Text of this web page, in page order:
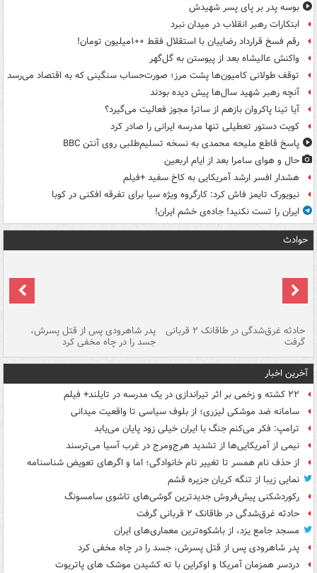
بوسه‌ پدر بر پای پسر شهیدش
ابتکارات رهبر انقلاب در میدان نبرد
رقم فسخ قرارداد رضاییان با استقلال فقط ۱۰۰میلیون تومان!
واکنش عالیشاه بعد از پیوستن به گل‌گهر
توقف طولانی کامیون‌ها پشت مرز؛ صورت‌حساب سنگینی که به اقتصاد می‌رسد
آنچه رهبر شهید سال‌ها پیش دیده بودند
آیا تینا پاکروان بازهم از ساترا مجوز فعالیت می‌گیرد؟
کویت دستور تعطیلی تنها مدرسه ایرانی را صادر کرد
پاسخ قاطع ملیحه محمدی به نسخه تسلیم‌طلبی روی آنتن BBC
حال و هوای سامرا بعد از ایام اربعین
هشدار افسر ارشد آمریکایی به کاخ سفید +فیلم
نیویورک تایمز فاش کرد: کارگروه ویژه سیا برای تفرقه افکنی در کوبا
ایران را تست نکنید! جاده‌ی خشم ایران!
حوادث
حادثه غرق‌شدگی در طاقانک ۲ قربانی
گرفت
پدر شاهرودی پس از قتل پسرش،
جسد را در چاه مخفی کرد
آخرین اخبار
۲۲ کشته و زخمی بر اثر تیراندازی در یک مدرسه در تایلند+ فیلم
سامانه ضد موشکی لیزری؛ از بلوف سیاسی تا واقعیت میدانی
ترامپ: فکر می‌کنم جنگ با ایران خیلی زود پایان می‌یابد
نیمی از آمریکایی‌ها از تشدید هرج‌ومرج در غرب آسیا می‌ترسند
از حذف نام همسر تا تغییر نام خانوادگی؛ اما و اگرهای تعویض شناسنامه
نمایی زیبا از تنگه کریان جزیره قشم
رکوردشکنی پیش‌فروش جدیدترین گوشی‌های تاشوی سامسونگ
حادثه غرق‌شدگی در طاقانک ۲ قربانی گرفت
مسجد جامع یزد، از باشکوه‌ترین معماری‌های ایران
پدر شاهرودی پس از قتل پسرش، جسد را در چاه مخفی کرد
دردسر همزمان آمریکا و اوکراین با ته کشیدن موشک های پاتریوت